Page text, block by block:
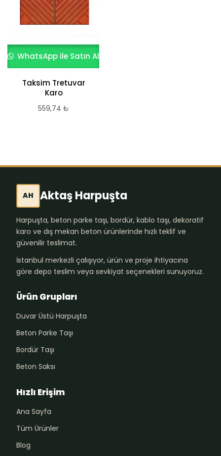
WhatsApp ile Satın Al
Taksim Tretuvar
Karo
559,74 ₺
AH Aktaş Harpuşta
Harpuşta, beton parke taşı, bordür, kablo taşı, dekoratif
karo ve dış mekan beton ürünlerinde hızlı teklif ve
güvenilir teslimat.
İstanbul merkezli çalışıyor, ürün ve proje ihtiyacına
göre depo teslim veya sevkiyat seçenekleri sunuyoruz.
Ürün Grupları
Duvar Üstü Harpuşta
Beton Parke Taşı
Bordür Taşı
Beton Saksı
Hızlı Erişim
Ana Sayfa
Tüm Ürünler
Blog